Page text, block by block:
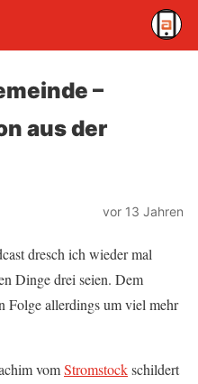
–
aus der
vor 13 Jahren
dresch ich wieder mal
Dinge drei seien. Dem
Folge allerdings um viel mehr
vomStromstockschildert